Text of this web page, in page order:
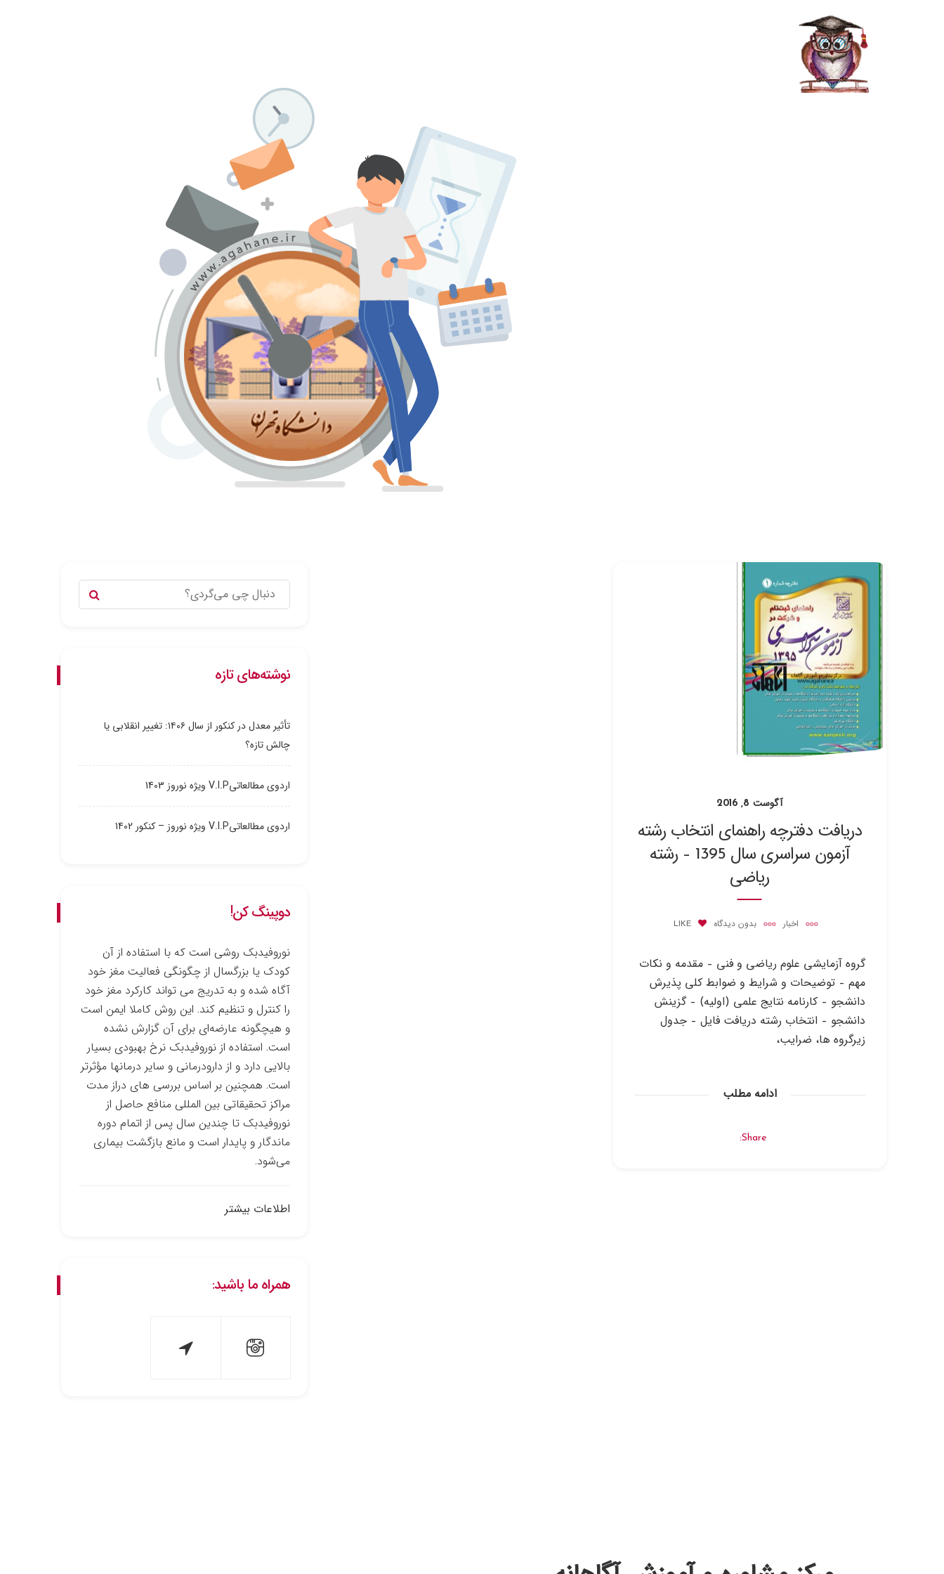
آگوست 8, 2016
دریافت دفترچه راهنمای انتخاب رشته
آزمون سراسری سال 1395 – رشته
ریاضی
اخبار بدون دیدگاه LIKE
گروه آزمايشي علوم رياضي و فني – مقدمه و نكات
مهم – توضيحات و شرايط و ضوابط كلي پذيرش
دانشجو – كارنامه نتايج علمي (اوليه) – گزينش
دانشجو – انتخاب رشته دریافت فایل – جدول
زيرگروه ها، ضرايب،
ادامه مطلب
Share:
نوشته‌های تازه
تأثیر معدل در کنکور از سال ۱۴۰۶: تغییر انقلابی یا
چالش تازه؟
اردوی مطالعاتیV.I.P ویژه نوروز 1403
اردوی مطالعاتیV.I.P ویژه نوروز – کنکور 1402
دوپینگ کن!
نوروفیدبک روشی است که با استفاده از آن
کودک یا بزرگسال از چگونگی فعالیت مغز خود
آگاه شده و به تدریج می ­تواند کارکرد مغز خود
را کنترل و تنظیم کند. این روش کاملا ایمن است
و هیچ­گونه عارضه‌ای برای آن گزارش نشده
است. استفاده از نوروفیدبک نرخ بهبودی بسیار
بالایی دارد و از دارو­درمانی و سایر درمان­ها مؤثرتر
است. همچنین بر اساس بررسی­ های دراز مدت
مراکز تحقیقاتی بین­ المللی منافع حاصل از
نوروفیدبک تا چندین سال پس از اتمام دوره
ماندگار و پایدار است و مانع بازگشت بیماری
می‌شود.
اطلاعات بیشتر
همراه ما باشید: